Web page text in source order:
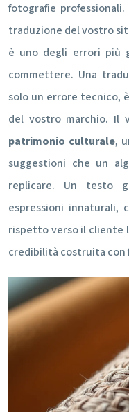
fotografie
traduzione del vostro
è uno degli errori più
commettere. Una
solo un errore tecnico,
del vostro marchio. Il
patrimonio culturale,
suggestioni che un
replicare. Un testo
espressioni innaturali,
rispetto verso il cliente
credibilità costruita con